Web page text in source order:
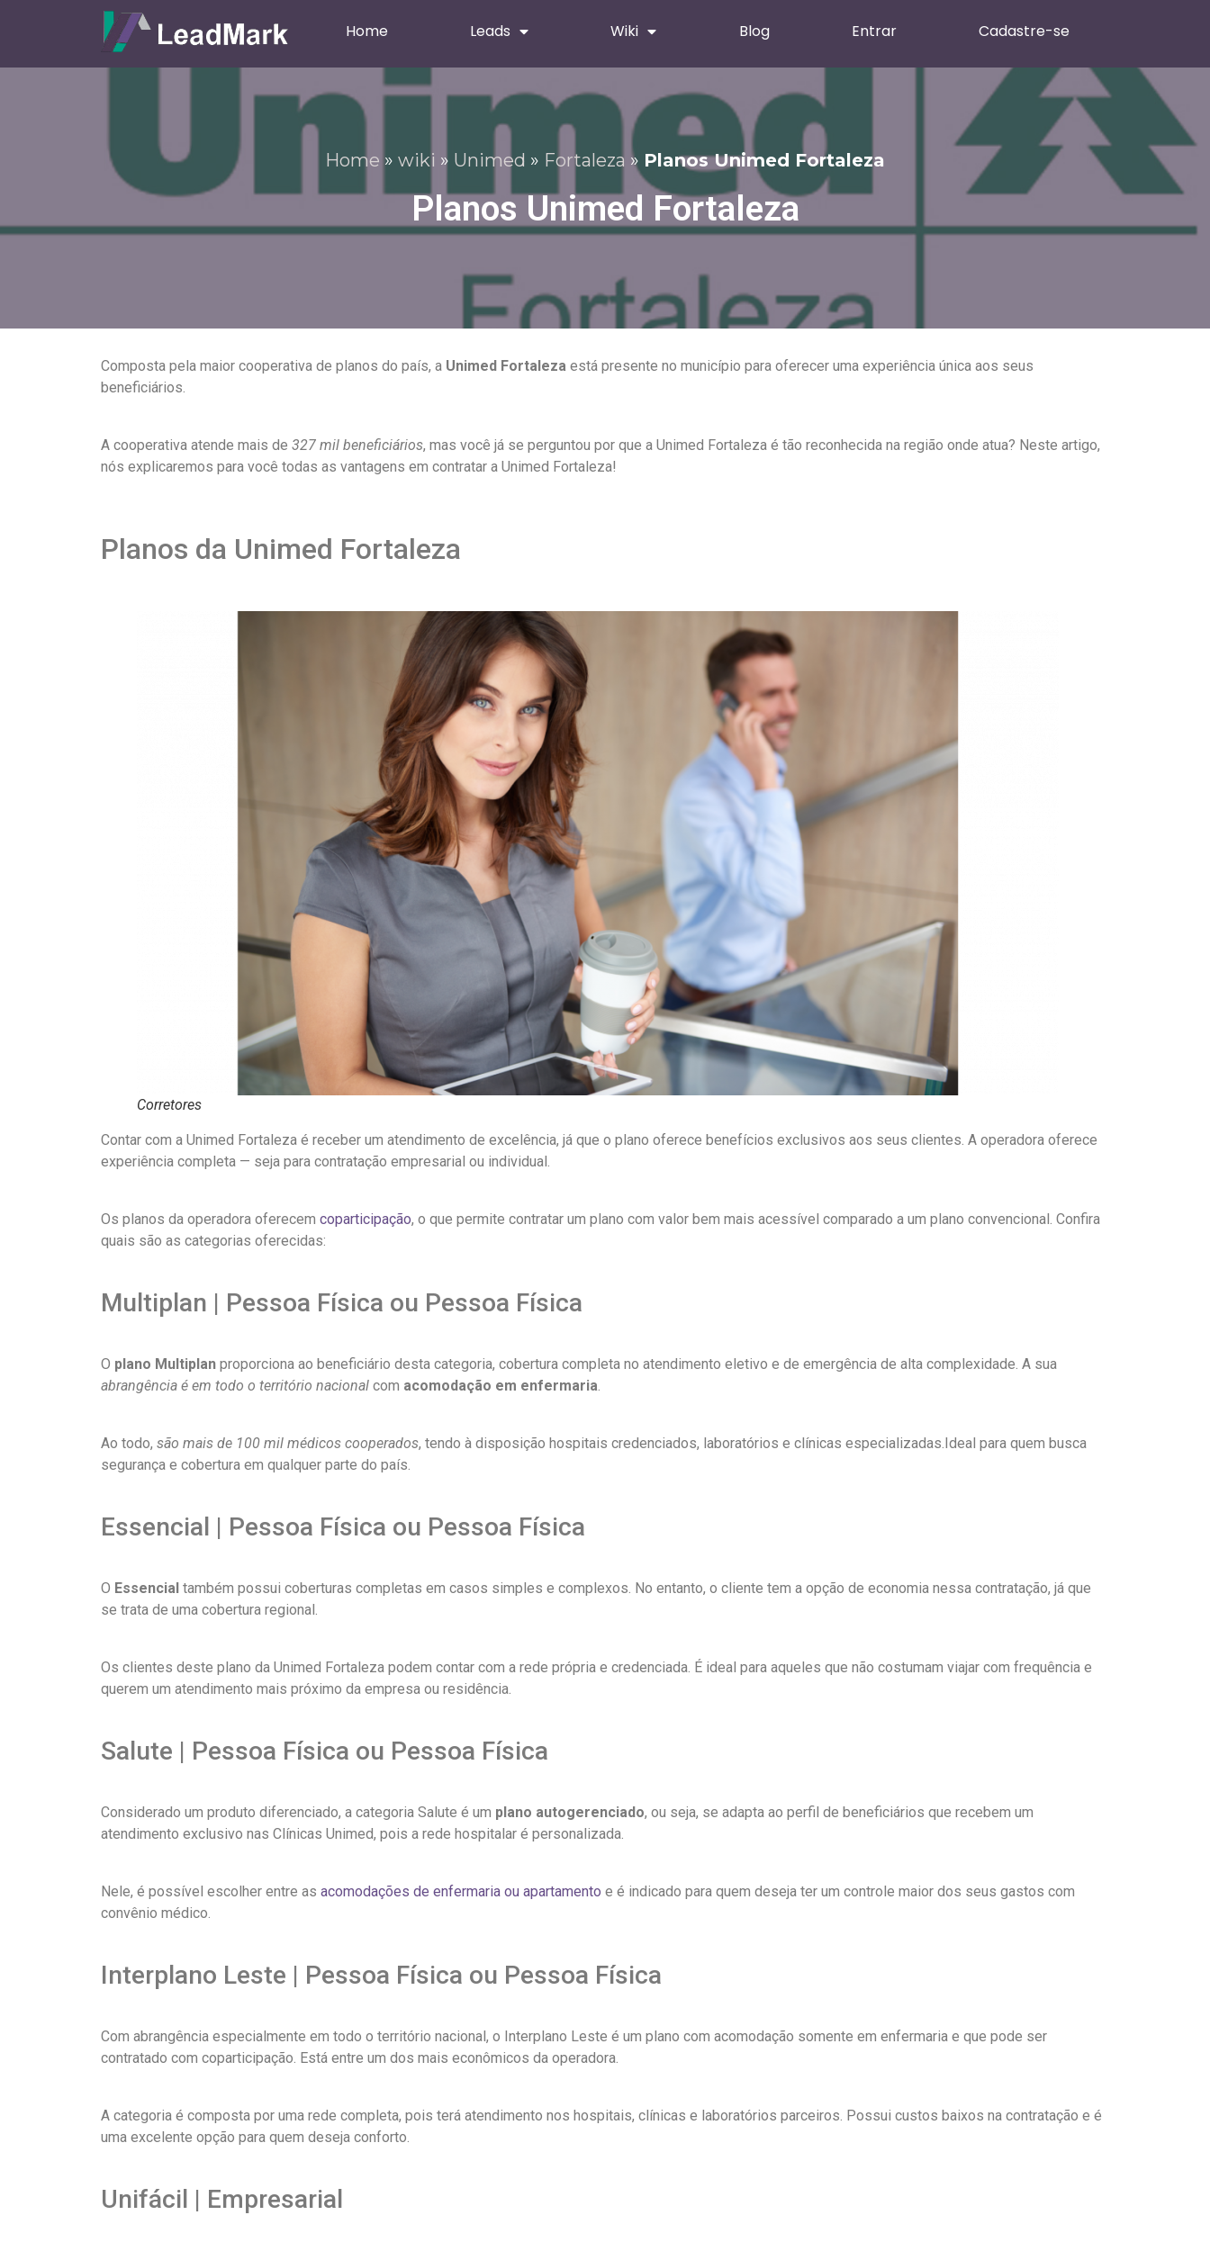
Home Leads Wiki Blog Entrar Cadastre-se
Home » wiki » Unimed » Fortaleza » Planos Unimed Fortaleza
Planos Unimed Fortaleza
Composta pela maior cooperativa de planos do país, a Unimed Fortaleza está presente no município para oferecer uma experiência única aos seus
beneficiários.
A cooperativa atende mais de 327 mil beneficiários, mas você já se perguntou por que a Unimed Fortaleza é tão reconhecida na região onde atua? Neste artigo,
nós explicaremos para você todas as vantagens em contratar a Unimed Fortaleza!
Planos da Unimed Fortaleza
Corretores
Contar com a Unimed Fortaleza é receber um atendimento de excelência, já que o plano oferece benefícios exclusivos aos seus clientes. A operadora oferece
experiência completa — seja para contratação empresarial ou individual.
Os planos da operadora oferecem coparticipação, o que permite contratar um plano com valor bem mais acessível comparado a um plano convencional. Confira
quais são as categorias oferecidas:
Multiplan | Pessoa Física ou Pessoa Física
O plano Multiplan proporciona ao beneficiário desta categoria, cobertura completa no atendimento eletivo e de emergência de alta complexidade. A sua
abrangência é em todo o território nacional com acomodação em enfermaria.
Ao todo, são mais de 100 mil médicos cooperados, tendo à disposição hospitais credenciados, laboratórios e clínicas especializadas.Ideal para quem busca
segurança e cobertura em qualquer parte do país.
Essencial | Pessoa Física ou Pessoa Física
O Essencial também possui coberturas completas em casos simples e complexos. No entanto, o cliente tem a opção de economia nessa contratação, já que
se trata de uma cobertura regional.
Os clientes deste plano da Unimed Fortaleza podem contar com a rede própria e credenciada. É ideal para aqueles que não costumam viajar com frequência e
querem um atendimento mais próximo da empresa ou residência.
Salute | Pessoa Física ou Pessoa Física
Considerado um produto diferenciado, a categoria Salute é um plano autogerenciado, ou seja, se adapta ao perfil de beneficiários que recebem um
atendimento exclusivo nas Clínicas Unimed, pois a rede hospitalar é personalizada.
Nele, é possível escolher entre as acomodações de enfermaria ou apartamento e é indicado para quem deseja ter um controle maior dos seus gastos com
convênio médico.
Interplano Leste | Pessoa Física ou Pessoa Física
Com abrangência especialmente em todo o território nacional, o Interplano Leste é um plano com acomodação somente em enfermaria e que pode ser
contratado com coparticipação. Está entre um dos mais econômicos da operadora.
A categoria é composta por uma rede completa, pois terá atendimento nos hospitais, clínicas e laboratórios parceiros. Possui custos baixos na contratação e é
uma excelente opção para quem deseja conforto.
Unifácil | Empresarial